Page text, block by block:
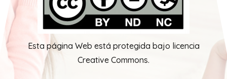
Esta página Web está protegida bajo licencia
Creative Commons.